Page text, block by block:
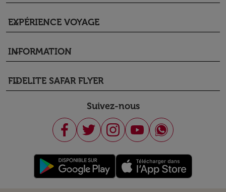
EXPÉRIENCE VOYAGE
keyboard_arrow_down
INFORMATION
keyboard_arrow_down
FIDELITE SAFAR FLYER
keyboard_arrow_down
Suivez-nous